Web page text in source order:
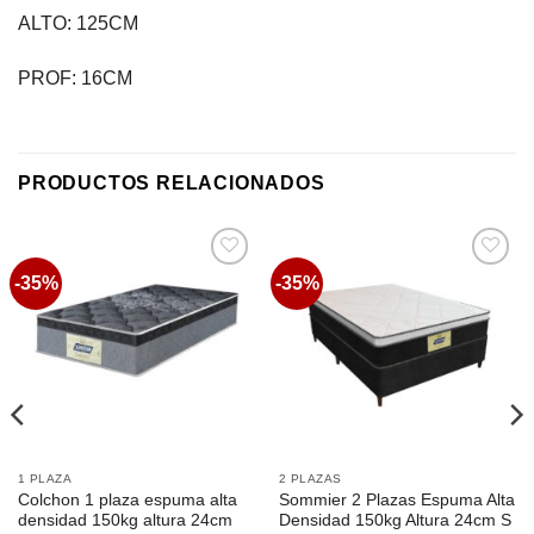
ALTO: 125CM
PROF: 16CM
PRODUCTOS RELACIONADOS
-35%
1 PLAZA
Colchon 1 plaza espuma alta
densidad 150kg altura 24cm
-35%
2 PLAZAS
Sommier 2 Plazas Espuma Alta
Densidad 150kg Altura 24cm S